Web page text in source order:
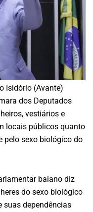
Isidório (Avante)
dos Deputados
vestiários e
locais públicos quanto
pelo sexo biológico do
baiano diz
do sexo biológico
suas dependências